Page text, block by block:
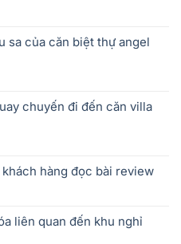
sa của căn biệt thự angel
chuyến đi đến căn villa
hàng đọc bài review
liên quan đến khu nghỉ